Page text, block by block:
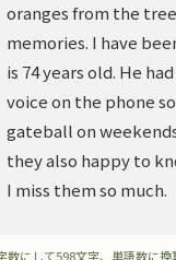
oranges from the
memories. I have
is 74 years old. He
voice on the phone
gateball on
they also happy to
I miss them so much.
にして598文字、単語数に換